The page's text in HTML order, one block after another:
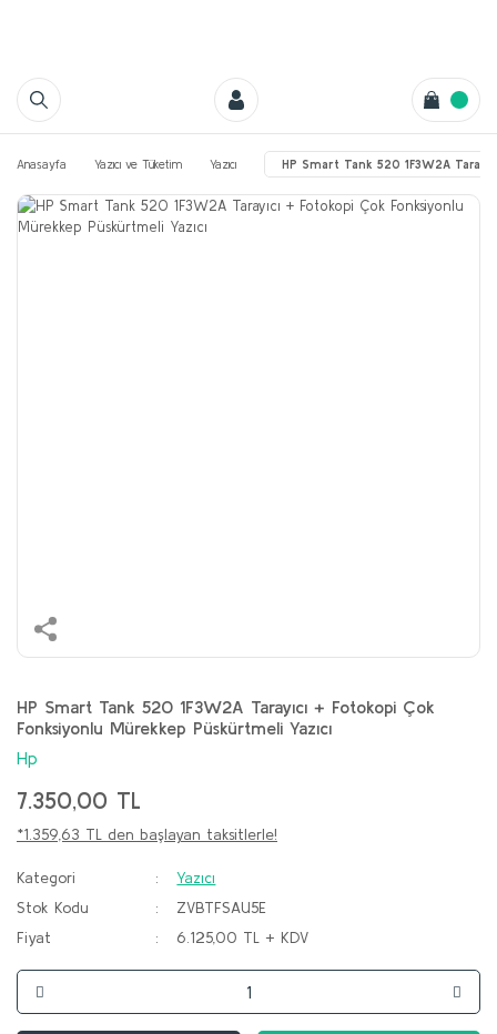
Anasayfa Yazıcı ve Tüketim Yazıcı HP Smart Tank 520 1F3W2A
HP Smart Tank 520 1F3W2A Tarayıcı + Fotokopi Çok
Fonksiyonlu Mürekkep Püskürtmeli Yazıcı
Hp
7.350,00 TL
*1.359,63 TL den başlayan taksitlerle!
Kategori
Yazıcı
Stok Kodu
ZVBTFSAU5E
Fiyat
6.125,00 TL + KDV